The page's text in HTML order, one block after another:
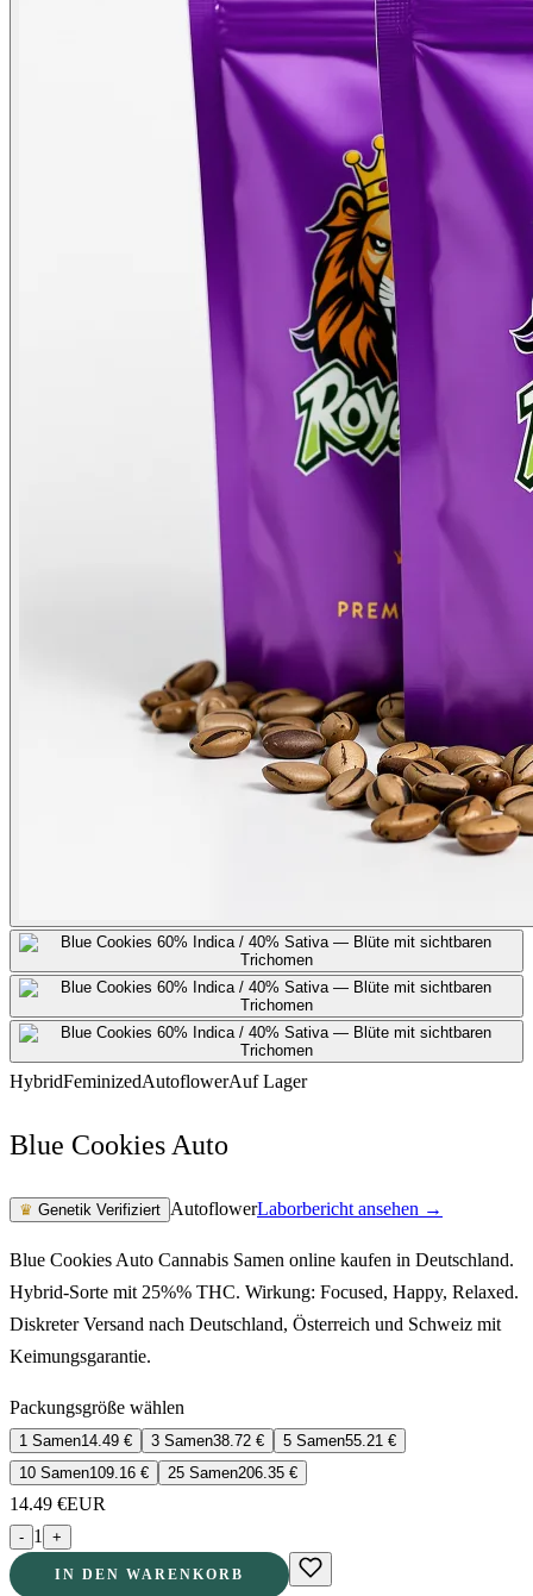
HybridFeminizedAutoflowerAuf Lager
Blue Cookies Auto
♛ Genetik Verifiziert AutoflowerLaborbericht ansehen →
Blue Cookies Auto Cannabis Samen online kaufen in Deutschland.
Hybrid-Sorte mit 25%% THC. Wirkung: Focused, Happy, Relaxed.
Diskreter Versand nach Deutschland, Österreich und Schweiz mit
Keimungsgarantie.
Packungsgröße wählen
1 Samen14.49 € 3 Samen38.72 € 5 Samen55.21 €
10 Samen109.16 € 25 Samen206.35 €
14.49 €EUR
- 1 +
IN DEN WARENKORB